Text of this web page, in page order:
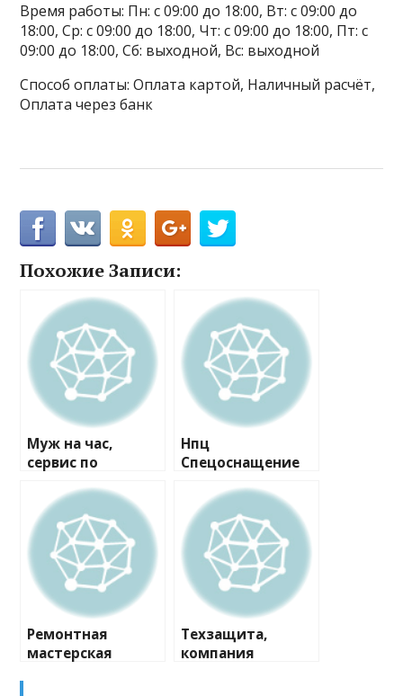
Время работы: Пн: с 09:00 до 18:00, Вт: с 09:00 до
18:00, Ср: с 09:00 до 18:00, Чт: с 09:00 до 18:00, Пт: с
09:00 до 18:00, Сб: выходной, Вс: выходной
Способ оплаты: Оплата картой, Наличный расчёт,
Оплата через банк
Похожие Записи:
Муж на час,
сервис по
Нпц
Спецоснащение
Ремонтная
мастерская
Техзащита,
компания